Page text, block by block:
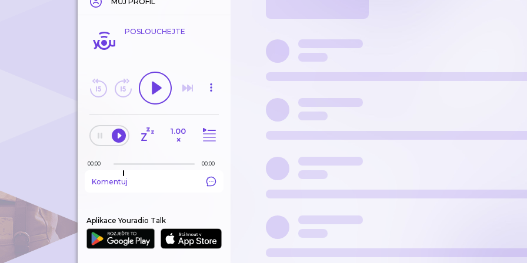
POSLOUCHEJTE
1.00
×
00:00 00:00
Komentuj
Aplikace Youradio Talk